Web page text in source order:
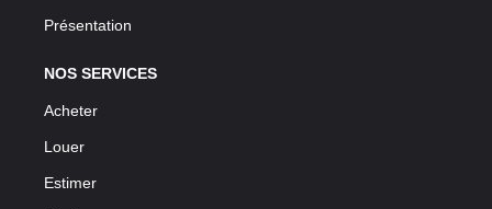
Présentation
NOS SERVICES
Acheter
Louer
Estimer